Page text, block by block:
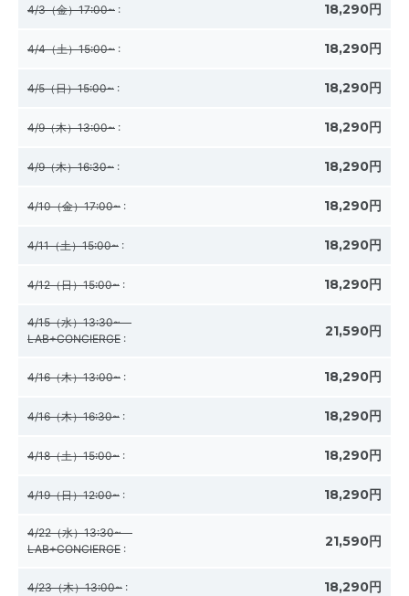
4/3（金）17:00~ : 18,290円
4/4（土）15:00~ : 18,290円
4/5（日）15:00~ : 18,290円
4/9（木）13:00~ : 18,290円
4/9（木）16:30~ : 18,290円
4/10（金）17:00~ : 18,290円
4/11（土）15:00~ : 18,290円
4/12（日）15:00~ : 18,290円
4/15（水）13:30~
LAB+CONCIERGE : 21,590円
4/16（木）13:00~ : 18,290円
4/16（木）16:30~ : 18,290円
4/18（土）15:00~ : 18,290円
4/19（日）12:00~ : 18,290円
4/22（水）13:30~
LAB+CONCIERGE : 21,590円
4/23（木）13:00~ : 18,290円